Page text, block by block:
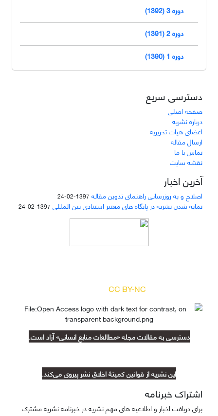
دوره 3 (1392)
دوره 2 (1391)
دوره 1 (1390)
دسترسی سریع
صفحه اصلی
درباره نشریه
اعضای هیات تحریریه
ارسال مقاله
تماس با ما
نقشه سایت
آخرین اخبار
اصلاح و به روزرسانی راهنمای تدوین مقاله 1397-02-24
نمایه شدن نشریه در پایگاه های معتبر استنادی بین المللی 1397-02-24
CC BY-NC
دسترسی به مقالات مجله «مطالعات منابع انسانی» آزاد است.
این نشریه از قوانین کمیتۀ اخلاق نشر پیروی می‌کند.
اشتراک خبرنامه
برای دریافت اخبار و اطلاعیه های مهم نشریه در خبرنامه نشریه مشترک